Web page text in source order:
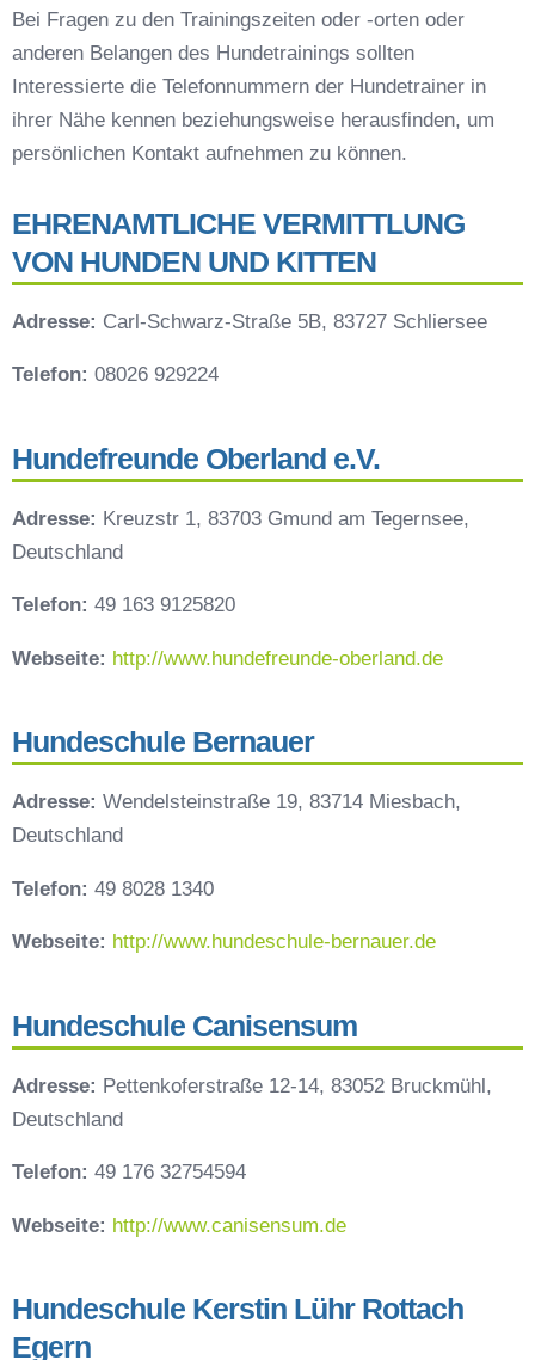
Bei Fragen zu den Trainingszeiten oder -orten oder
anderen Belangen des Hundetrainings sollten
Interessierte die Telefonnummern der Hundetrainer in
ihrer Nähe kennen beziehungsweise herausfinden, um
persönlichen Kontakt aufnehmen zu können.
EHRENAMTLICHE VERMITTLUNG
VON HUNDEN UND KITTEN
Adresse: Carl-Schwarz-Straße 5B, 83727 Schliersee
Telefon: 08026 929224
Hundefreunde Oberland e.V.
Adresse: Kreuzstr 1, 83703 Gmund am Tegernsee,
Deutschland
Telefon: 49 163 9125820
Webseite: http://www.hundefreunde-oberland.de
Hundeschule Bernauer
Adresse: Wendelsteinstraße 19, 83714 Miesbach,
Deutschland
Telefon: 49 8028 1340
Webseite: http://www.hundeschule-bernauer.de
Hundeschule Canisensum
Adresse: Pettenkoferstraße 12-14, 83052 Bruckmühl,
Deutschland
Telefon: 49 176 32754594
Webseite: http://www.canisensum.de
Hundeschule Kerstin Lühr Rottach
Egern